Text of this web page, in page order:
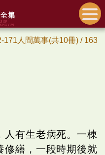
171人間萬事(共10冊) / 163
人有生老病死。一棟
修繕，一段時期後就